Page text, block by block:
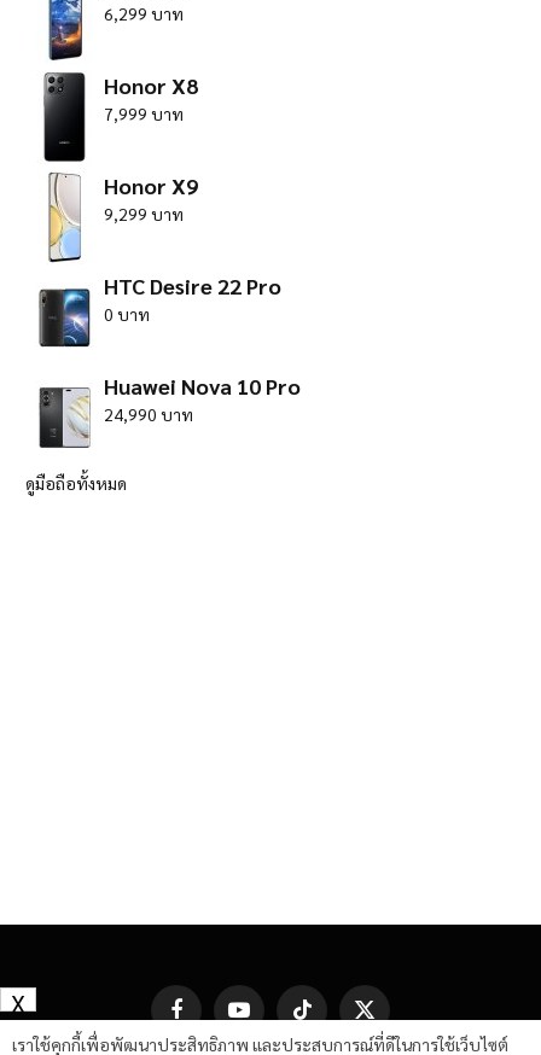
6,299 บาท
Honor X8
7,999 บาท
Honor X9
9,299 บาท
HTC Desire 22 Pro
0 บาท
Huawei Nova 10 Pro
24,990 บาท
ดูมือถือทั้งหมด
FacebookYouTube TikTok
X
(Twitter)
เราใช้คุกกี้เพื่อพัฒนาประสิทธิภาพ และประสบการณ์ที่ดีในการใช้เว็บไซต์
X